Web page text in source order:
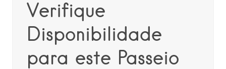
Verifique
Disponibilidade
para este Passeio